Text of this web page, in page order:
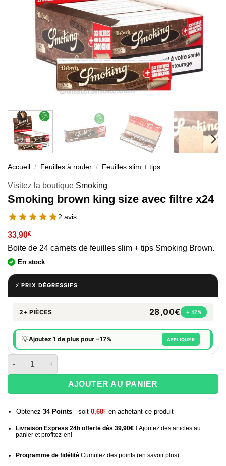
Accueil / Feuilles à rouler / Feuilles slim + tips
Visitez la boutique Smoking
Smoking brown king size avec filtre x24
2 avis
33,90€
Boite de 24 carnets de feuilles slim + tips Smoking Brown.
En stock
⚡ PRIX DÉGRESSIFS
2+ PIÈCES 28,00€ ↓ 17%
💡Ajoutez 1 de plus pour −17% APPLIQUER
quantité de Smoking brown king size avec filtre x24
AJOUTER AU PANIER
Obtenez 34Points- soit 0,68€ en achetant ce produit
Livraison Express 24h offerte dès 39,90€ ! Ajoutez des articles au
panier et profitez-en!
Programme de fidélitéCumulez des points (en savoir plus)